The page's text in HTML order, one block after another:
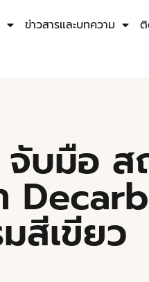
ข่าวสารและบทความ
บมือ ส
สีเขียว